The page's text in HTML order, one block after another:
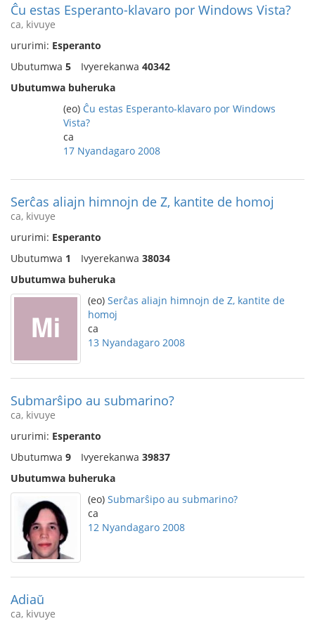
Ĉu estas Esperanto-klavaro por Windows Vista?
ca, kivuye
ururimi: Esperanto
Ubutumwa 5 Ivyerekanwa 40342
Ubutumwa buheruka
(eo) Ĉu estas Esperanto-klavaro por Windows
Vista?
ca
17 Nyandagaro 2008
Serĉas aliajn himnojn de Z, kantite de homoj
ca, kivuye
ururimi: Esperanto
Ubutumwa 1 Ivyerekanwa 38034
Ubutumwa buheruka
(eo) Serĉas aliajn himnojn de Z, kantite de
homoj
ca
13 Nyandagaro 2008
Submarŝipo au submarino?
ca, kivuye
ururimi: Esperanto
Ubutumwa 9 Ivyerekanwa 39837
Ubutumwa buheruka
(eo) Submarŝipo au submarino?
ca
12 Nyandagaro 2008
Adiaŭ
ca, kivuye